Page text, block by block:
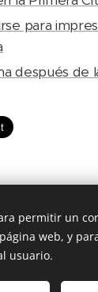
para
después de
2024 aquí estamos
Todos los
de privacidad
y
permitir un
web, y
usuario.